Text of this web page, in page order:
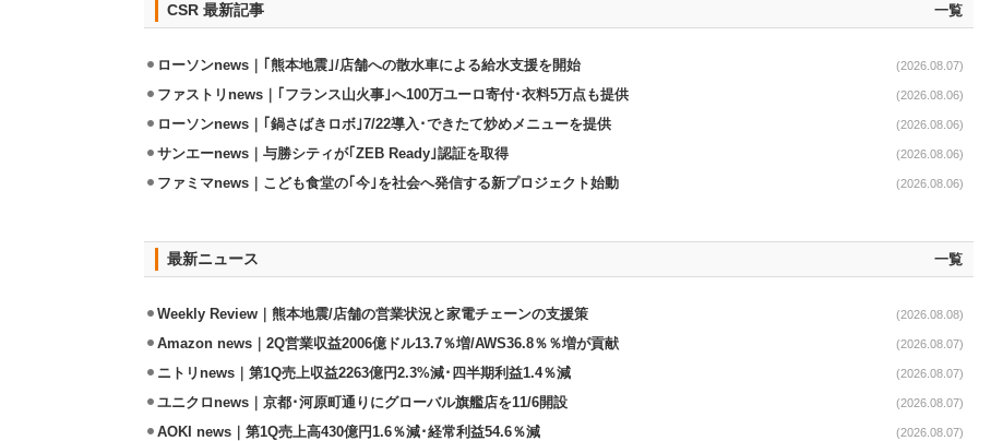
CSR 最新記事 一覧
ローソンnews｜｢熊本地震｣/店舗への散水車による給水支援を開始 (2026.08.07)
ファストリnews｜｢フランス山火事｣へ100万ユーロ寄付･衣料5万点も提供 (2026.08.06)
ローソンnews｜｢鍋さばきロボ｣7/22導入･できたて炒めメニューを提供 (2026.08.06)
サンエーnews｜与勝シティが｢ZEB Ready｣認証を取得 (2026.08.06)
ファミマnews｜こども食堂の｢今｣を社会へ発信する新プロジェクト始動 (2026.08.06)
最新ニュース 一覧
Weekly Review｜熊本地震/店舗の営業状況と家電チェーンの支援策 (2026.08.08)
Amazon news｜2Q営業収益2006億ドル13.7％増/AWS36.8％％増が貢献 (2026.08.07)
ニトリnews｜第1Q売上収益2263億円2.3%減･四半期利益1.4％減 (2026.08.07)
ユニクロnews｜京都･河原町通りにグローバル旗艦店を11/6開設 (2026.08.07)
AOKI news｜第1Q売上高430億円1.6％減･経常利益54.6％減 (2026.08.07)